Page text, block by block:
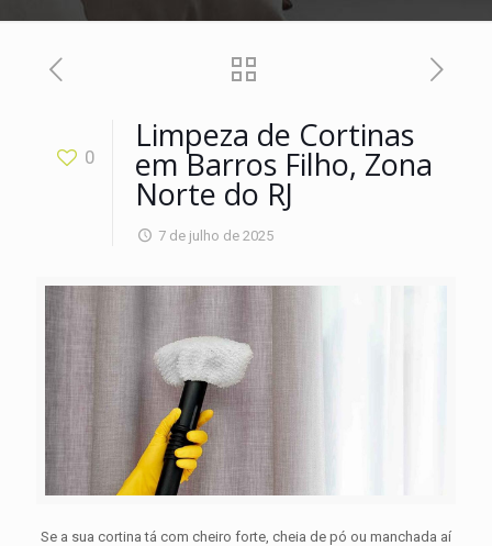
0
Limpeza de Cortinas
em Barros Filho, Zona
Norte do RJ
7 de julho de 2025
Se a sua cortina tá com cheiro forte, cheia de pó ou manchada aí